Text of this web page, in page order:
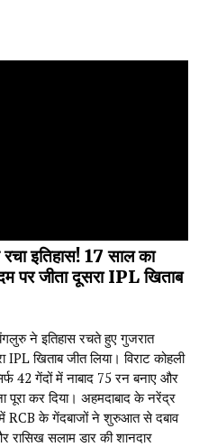
इतिहास! 17 साल का
जीता दूसरा IPL खिताब
ने इतिहास रचते हुए गुजरात
खिताब जीत लिया। विराट कोहली
42 गेंदों में नाबाद 75 रन बनाए और
पूरा कर दिया। अहमदाबाद के नरेंद्र
RCB के गेंदबाजों ने शुरुआत से दबाव
सलाम डार की शानदार